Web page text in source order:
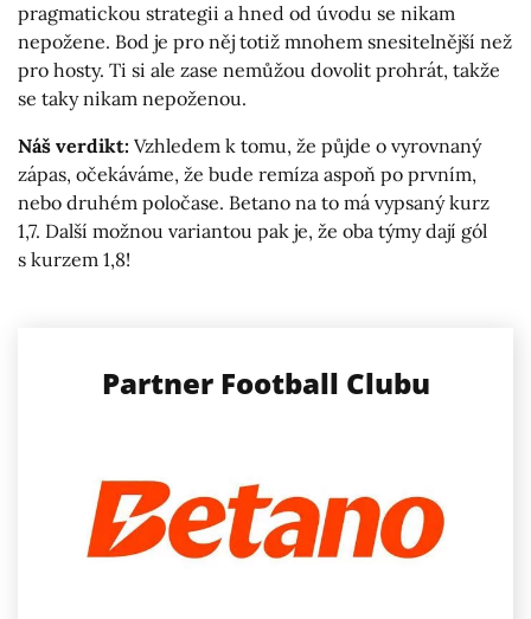
pragmatickou strategii a hned od úvodu se nikam
nepožene. Bod je pro něj totiž mnohem snesitelnější než
pro hosty. Ti si ale zase nemůžou dovolit prohrát, takže
se taky nikam nepoženou.
Náš verdikt: Vzhledem k tomu, že půjde o vyrovnaný
zápas, očekáváme, že bude remíza aspoň po prvním,
nebo druhém poločase. Betano na to má vypsaný kurz
1,7. Další možnou variantou pak je, že oba týmy dají gól
s kurzem 1,8!
Partner Football Clubu